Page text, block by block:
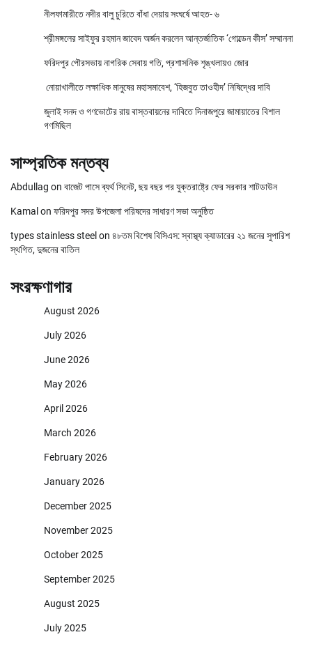
নীলফামারীতে নদীর বালু চুরিতে বাঁধা দেয়ায় সংঘর্ষে আহত- ৬
শ্রীমঙ্গলের সাইফুর রহমান জাবেদ অর্জন করলেন আন্তর্জাতিক ‘গোল্ডেন কীস’ সম্মাননা
ফরিদপুর পৌরসভায় নাগরিক সেবায় গতি, প্রশাসনিক শৃঙ্খলায়ও জোর
নোয়াখালীতে লক্ষাধিক মানুষের মহাসমাবেশ, ‘হিজবুত তাওহীদ’ নিষিদ্ধের দাবি
জুলাই সনদ ও গণভোটের রায় বাস্তবায়নের দাবিতে দিনাজপুরে জামায়াতের বিশাল
গণমিছিল
সাম্প্রতিক মন্তব্য
Abdullag on বাজেট পাসে ব্যর্থ সিনেট, ছয় বছর পর যুক্তরাষ্ট্রে ফের সরকার শাটডাউন
Kamal on ফরিদপুর সদর উপজেলা পরিষদের সাধারণ সভা অনুষ্ঠিত
types stainless steel on ৪৮তম বিশেষ বিসিএস: স্বাস্থ্য ক্যাডারের ২১ জনের সুপারিশ
স্থগিত, দুজনের বাতিল
সংরক্ষণাগার
August 2026
July 2026
June 2026
May 2026
April 2026
March 2026
February 2026
January 2026
December 2025
November 2025
October 2025
September 2025
August 2025
July 2025